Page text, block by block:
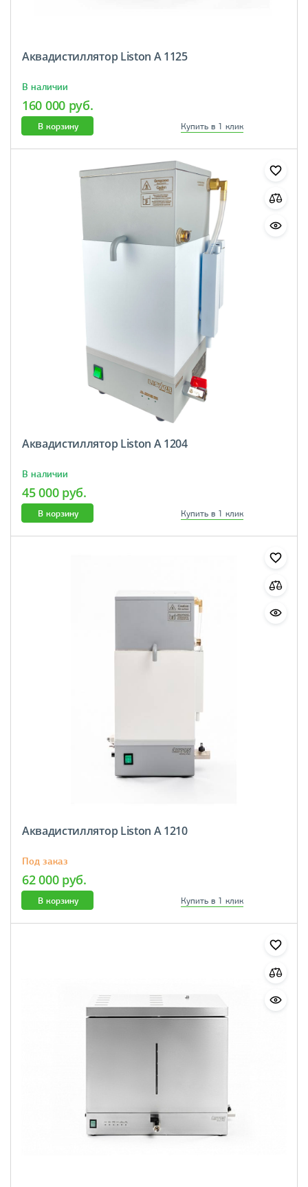
Аквадистиллятор Liston A 1125
В наличии
160 000 руб.
В корзину Купить в 1 клик
Аквадистиллятор Liston A 1204
В наличии
45 000 руб.
В корзину Купить в 1 клик
Аквадистиллятор Liston A 1210
Под заказ
62 000 руб.
В корзину Купить в 1 клик